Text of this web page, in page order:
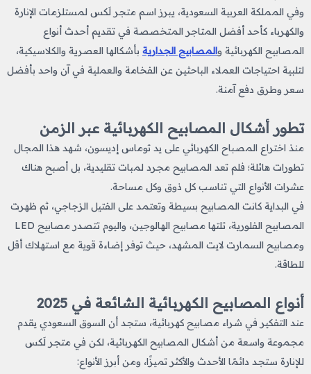
وفي المملكة العربية السعودية، يبرز اسم متجر لَكس لمستلزمات الإنارة
والكهرباء كأحد أفضل المتاجر المتخصصة في تقديم أحدث أنواع
المصابيح الكهربائية والمصابيح الجدارية بأشكالها العصرية والكلاسيكية،
لتلبية احتياجات العملاء الباحثين عن الفخامة والعملية في آن واحد بأفضل
سعر وطرق دفع آمنة.
تطور أشكال المصابيح الكهربائية عبر الزمن
منذ اختراع المصباح الكهربائي على يد توماس إديسون، شهد هذا المجال
تطورات هائلة؛ فلم تعد المصابيح مجرد لمبات تقليدية، بل أصبح هناك
عشرات الأنواع التي تناسب كل ذوق وكل مساحة.
في البداية كانت المصابيح بسيطة وتعتمد على الفتيل الزجاجي، ثم ظهرت
المصابيح الفلورية، تلتها مصابيح الهالوجين، واليوم تتصدر مصابيح LED
ومصابيح السمارت لايت المشهد، حيث توفر إضاءة قوية مع استهلاك أقل
للطاقة.
أنواع المصابيح الكهربائية الشائعة في 2025
عند التفكير في شراء مصابيح كهربائية، ستجد أن السوق السعودي يقدم
مجموعة واسعة من أشكال المصابيح الكهربائية، لكن في متجر لَكس
للإنارة ستجد دائمًا الأحدث والأكثر تميزًا، ومن أبرز الأنواع: